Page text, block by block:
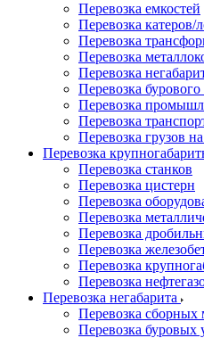
Перевозка емкостей
Перевозка катеров/
Перевозка
Перевозка
Перевозка
Перевозка
Перевозка
Перевозка
Перевозка грузов
Перевозка
Перевозка станков
Перевозка цистерн
Перевозка
Перевозка
Перевозка
Перевозка
Перевозка
Перевозка
Перевозка негабарита
Перевозка сборных
Перевозка буровых